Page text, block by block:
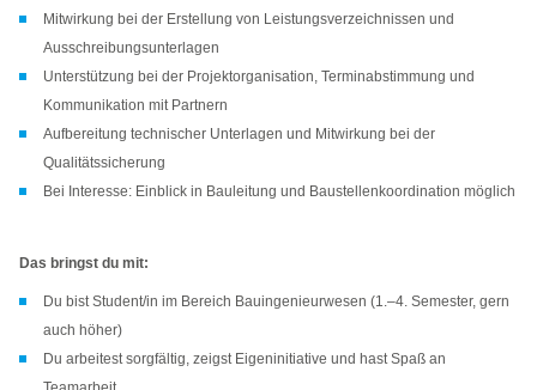
Mitwirkung bei der Erstellung von Leistungsverzeichnissen und
Ausschreibungsunterlagen
Unterstützung bei der Projektorganisation, Terminabstimmung und
Kommunikation mit Partnern
Aufbereitung technischer Unterlagen und Mitwirkung bei der
Qualitätssicherung
Bei Interesse: Einblick in Bauleitung und Baustellenkoordination möglich
Das bringst du mit:
Du bist Student/in im Bereich Bauingenieurwesen (1.–4. Semester, gern
auch höher)
Du arbeitest sorgfältig, zeigst Eigeninitiative und hast Spaß an